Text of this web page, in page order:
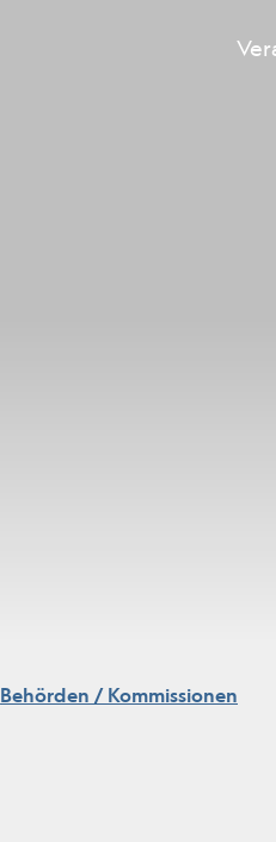
Behörden / Kommissionen